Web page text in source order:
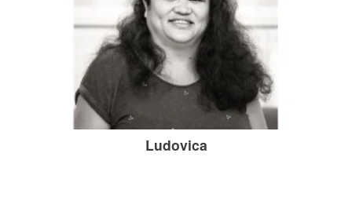
Ludovica